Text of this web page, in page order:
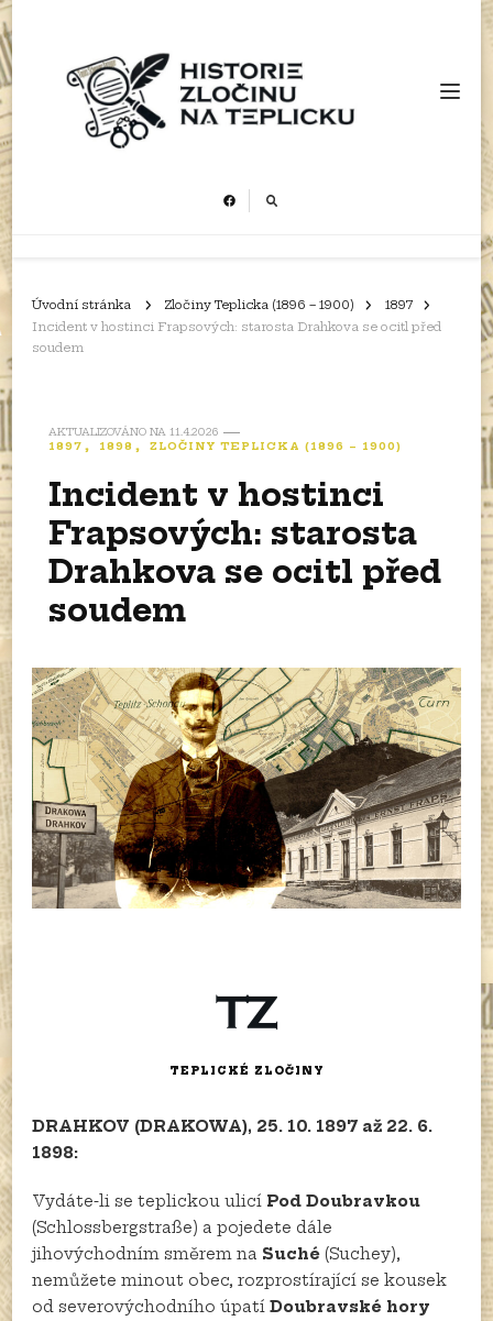
Historie zločinu na Teplicku
Úvodní stránka Zločiny Teplicka (1896 – 1900)
1897
Incident v hostinci Frapsových: starosta Drahkova se ocitl před
soudem
AKTUALIZOVÁNO NA 11.4.2026
1897
1898 ZLOČINY TEPLICKA (1896 – 1900)
Incident v hostinci
Frapsových: starosta
Drahkova se ocitl před
soudem
TEPLICKÉ ZLOČINY
DRAHKOV (DRAKOWA), 25. 10. 1897 až 22. 6.
1898:
Vydáte-li se teplickou ulicí Pod Doubravkou
(Schlossbergstraße) a pojedete dále
jihovýchodním směrem na Suché (Suchey),
nemůžete minout obec, rozprostírající se kousek
od severovýchodního úpatí Doubravské hory